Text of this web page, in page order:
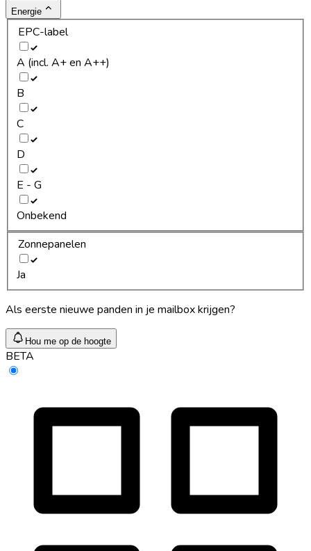
Energie
EPC-label
A (incl. A+ en A++)
B
C
D
E - G
Onbekend
Zonnepanelen
Ja
Als eerste nieuwe panden in je mailbox krijgen?
Hou me op de hoogte
BETA